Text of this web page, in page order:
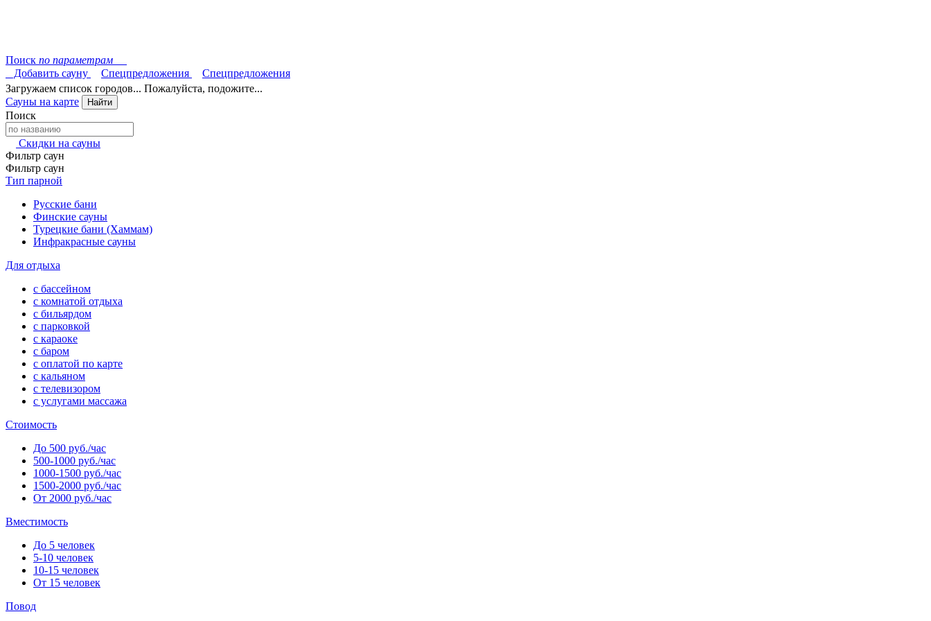
Поиск по параметрам
Добавить сауну
Спецпредложения
Спецпредложения
Загружаем список городов... Пожалуйста, подожите...
Сауны на карте
Найти
Поиск
Скидки на сауны
Фильтр саун
Фильтр саун
Тип парной
Русские бани
Финские сауны
Турецкие бани (Хаммам)
Инфракрасные сауны
Для отдыха
с бассейном
с комнатой отдыха
с бильярдом
с парковкой
с караоке
с баром
с оплатой по карте
с кальяном
с телевизором
с услугами массажа
Стоимость
До 500 руб./час
500-1000 руб./час
1000-1500 руб./час
1500-2000 руб./час
От 2000 руб./час
Вместимость
До 5 человек
5-10 человек
10-15 человек
От 15 человек
Повод